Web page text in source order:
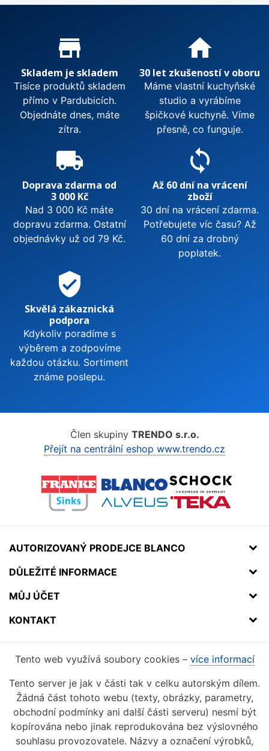
Proč nakupovat u nás?
store_mall_directory
Skladem je skladem
Tisíce produktů skladem
přímo v Pardubicích.
Objednáte dnes, máte
zítra.
home
30 let zkušeností v oboru
Máme vlastní kuchyňské
studio a vyrábíme
špičkové kuchyně. Víme
přesně, co funguje.
local_shipping
Doprava zdarma od
3 000 Kč
Nad 3 000 Kč máte
dopravu zdarma. Ostatní
objednávky už od 79 Kč.
sync
Až 60 dní na vrácení
zboží
30 dní na vrácení zdarma.
Potřebujete víc času? Až
60 dní za drobný
poplatek.
verified_user
Skvělá zákaznická
podpora
Kdykoliv poradíme s
výběrem a zodpovíme
každou otázku. Sortiment
známe poslepu.
Člen skupiny TRENDO s.r.o.
Přejít na centrální eshop www.trendo.cz
AUTORIZOVANÝ PRODEJCE BLANCO
DŮLEŽITÉ INFORMACE
MŮJ ÚČET
KONTAKT
Tento web využívá soubory cookies – více informací
Tento server je jak v části tak v celku autorským dílem.
Žádná část tohoto webu (texty, obrázky, parametry,
obchodní podmínky ani další části serveru) nesmí být
kopírována nebo jinak reprodukována bez výslovného
souhlasu provozovatele. Názvy a označení výrobků,